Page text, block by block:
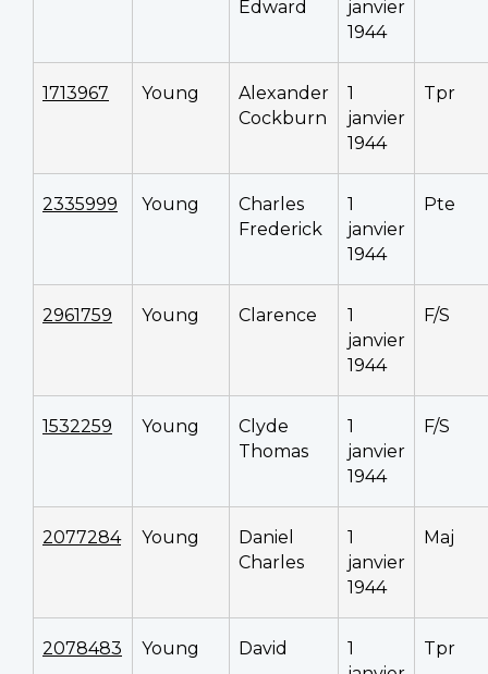
Edward
janvier
1944
1713967 Young
Alexander
Cockburn
1
janvier
1944
Tpr
2335999 Young
Charles
Frederick
1
janvier
1944
Pte
2961759 Young Clarence
1
janvier
1944
F/S
1532259 Young
Clyde
Thomas
1
janvier
1944
F/S
2077284 Young
Daniel
Charles
1
janvier
1944
Maj
2078483 Young David
1
Tpr